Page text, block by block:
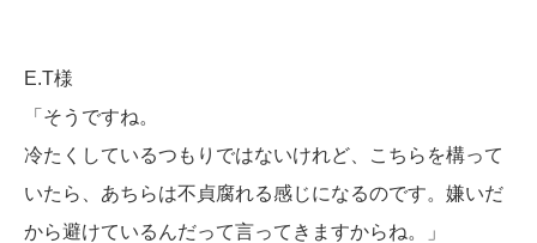
E.T様
「そうですね。
冷たくしているつもりではないけれど、こちらを構って
いたら、あちらは不貞腐れる感じになるのです。嫌いだ
から避けているんだって言ってきますからね。」